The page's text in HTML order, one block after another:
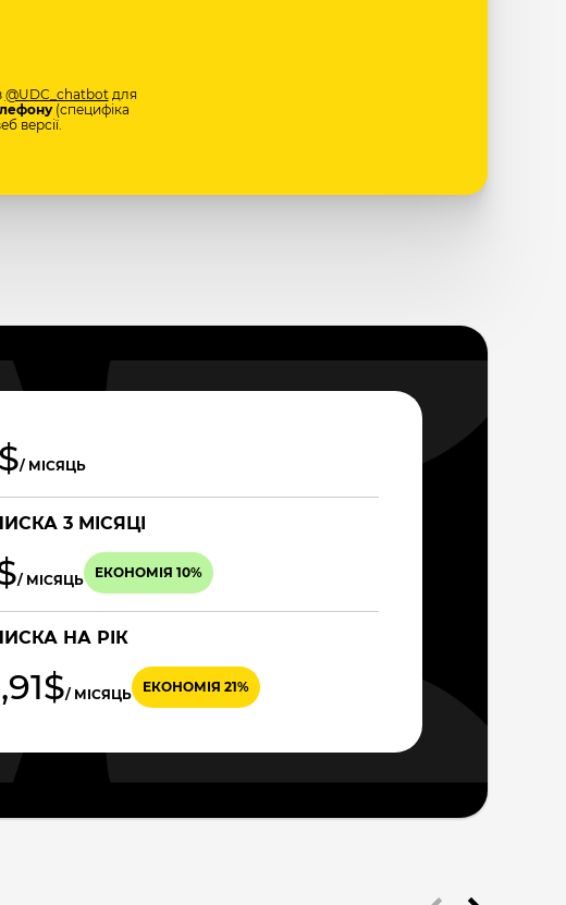
@UDC_chatbotдля
(специфіка
версії.
/ МІСЯЦЬ
3 МІСЯЦІ
/ МІСЯЦЬ ЕКОНОМІЯ 10%
НА РІК
/ МІСЯЦЬ ЕКОНОМІЯ 21%